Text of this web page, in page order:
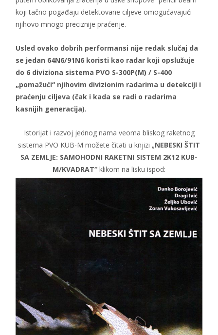
koji tačno pogađaju detektovane ciljeve omogućavajući
njihovo mnogo preciznije praćenje.
Usled ovako dobrih performansi nije redak slučaj da
se jedan 64N6/91N6 koristi kao radar koji opslužuje
do 6 diviziona sistema PVO S-300P(M) / S-400
„pomažući“ njihovim divizionim radarima u detekciji i
praćenju ciljeva (čak i kada se radi o radarima
kasnijih generacija).
Istorijat i razvoj jednog nama veoma bliskog raketnog
sistema PVO KUB-M možete čitati u knjizi „NEBESKI ŠTIT
SA ZEMLJE: SAMOHODNI RAKETNI SISTEM 2K12 KUB-
M/KVADRAT“ klikom na lisku ispod: